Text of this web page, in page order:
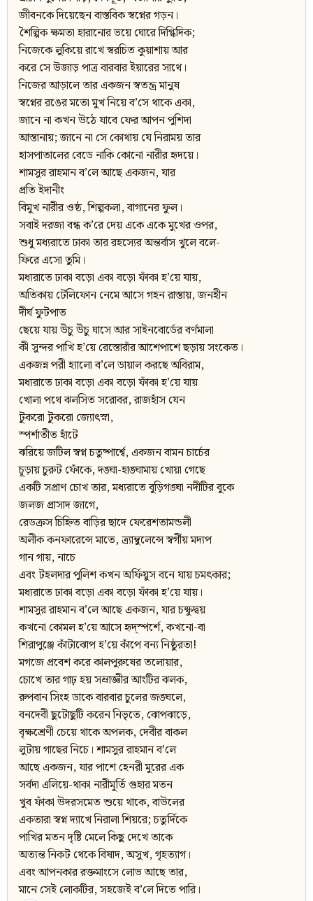
জীবনকে দিয়েছেন বাস্তবিক স্বপ্নের গড়ন।
শৈল্পিক ক্ষমতা হারানোর ভয়ে ঘোরে দিগ্ধিদিক;
নিজেকে লুকিয়ে রাখে স্বরচিত কুয়াশায় আর
করে সে উজাড় পাত্র বারবার ইয়ারের সাথে।
নিজের আড়ালে তার একজন স্বতন্ত্র মানুষ
স্বপ্নের রঙের মতো মুখ নিয়ে ব’সে থাকে একা,
জানে না কখন উঠে যাবে ফের আপন পুশিদা
আস্তানায়; জানে না সে কোথায় যে নিরাময় তার
হাসপাতালের বেডে নাকি কোনো নারীর হৃদয়ে।
শামসুর রাহমান ব’লে আছে একজন, যার
প্রতি ইদানীং
বিমুখ নারীর ওষ্ঠ, শিল্পকলা, বাগানের ফুল।
সবাই দরজা বন্ধ ক’রে দেয় একে একে মুখের ওপর,
শুধু মধ্যরাতে ঢাকা তার রহস্যের অন্তর্বাস খুলে বলে-
ফিরে এসো তুমি।
মধ্যরাতে ঢাকা বড়ো একা বড়ো ফাঁকা হ’য়ে যায়,
অতিকায় টেলিফোন নেমে আসে গহন রাস্তায়, জনহীন
দীর্ঘ ফুটপাত
ছেয়ে যায় উঁচু উঁচু ঘাসে আর সাইনবোর্ডের বর্ণমালা
কী সুন্দর পাখি হ’য়ে রেস্তোরাঁর আশেপাশে ছড়ায় সংকেত।
একজন্ন পরী হ্যালো ব’লে ডায়াল করছে অবিরাম,
মধ্যরাতে ঢাকা বড়ো একা বড়ো ফাঁকা হ’য়ে যায়
খোলা পথে ঝলসিত সরোবর, রাজহাঁস যেন
টুকরো টুকরো জ্যোৎস্না,
স্পর্শাতীত হাঁটে
ঝরিয়ে জটিল স্বপ্ন চতুষ্পার্শ্বে, একজন বামন চার্চের
চূড়ায় চুরুট ফোঁকে, দঙ্ঘা-হাঙ্ঘামায় খোয়া গেছে
একটি সপ্রাণ চোখ তার, মধ্যরাতে বুড়িগঙ্ঘা নদীটির বুকে
জলজ প্রাসাদ জাগে,
রেডক্রস চিহ্নিত বাড়ির ছাদে ফেরেশতামন্ডলী
অলীক কনফারেন্সে মাতে, ত্র্যাম্বুলেন্সে স্বর্গীয় মদ্যপ
গান গায়, নাচে
এবং টহলদার পুলিশ কখন অর্ফিয়ুস বনে যায় চমৎকার;
মধ্যরাতে ঢাকা বড়ো একা বড়ো ফাঁকা হ’য়ে যায়।
শামসুর রাহমান ব’লে আছে একজন, যার চক্ষুদ্বয়
কখনো কোমল হ’য়ে আসে হৃদ্‌স্পর্শে, কখনো-বা
শিরাপুঞ্জে কাঁটাঝোপ হ’য়ে কাঁপে বন্য নিষ্ঠুরতা!
মগজে প্রবেশ করে কালপুরুষের তলোয়ার,
চোখে তার গাঢ় হয় সম্রাজ্ঞীর আংটির ঝলক,
রুপবান সিংহ ডাকে বারবার চুলের জঙ্ঘলে,
বনদেবী ছুটোছুটি করেন নিভৃতে, ঝোপঝাড়ে,
বৃক্ষশ্রেণী চেয়ে থাকে অপলক, দেবীর বাকল
লুটায় গাছের নিচে। শামসুর রাহমান ব’লে
আছে একজন, যার পাশে হেনরী মুরের এক
সর্বদা এলিয়ে-থাকা নারীমূর্তি গুহার মতন
খুব ফাঁকা উদরসমেত শুয়ে থাকে, বাউলের
একতারা স্বপ্ন দ্যাখে নিরালা শিয়রে; চতুর্দিকে
পাখির মতন দৃষ্টি মেলে কিছু দেখে তাকে
অত্যন্ত নিকট থেকে বিষাদ, অসুখ, গৃহত্যাগ।
এবং আপনকার রক্তমাংসে লোভ আছে তার,
মানে সেই লোকটির, সহজেই ব’লে দিতে পারি।